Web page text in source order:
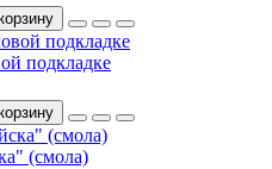
подкладке
(смола)